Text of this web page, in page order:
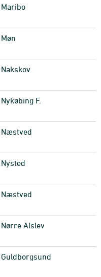
Maribo
Møn
Nakskov
Nykøbing F.
Næstved
Nysted
Næstved
Nørre Alslev
Guldborgsund